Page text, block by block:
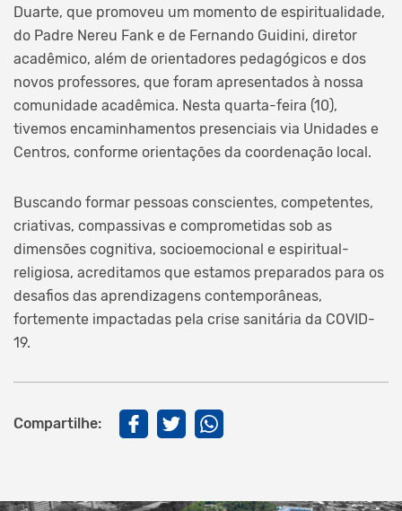
Duarte, que promoveu um momento de espiritualidade,
do Padre Nereu Fank e de Fernando Guidini, diretor
acadêmico, além de orientadores pedagógicos e dos
novos professores, que foram apresentados à nossa
comunidade acadêmica. Nesta quarta-feira (10),
tivemos encaminhamentos presenciais via Unidades e
Centros, conforme orientações da coordenação local.
Buscando formar pessoas conscientes, competentes,
criativas, compassivas e comprometidas sob as
dimensões cognitiva, socioemocional e espiritual-
religiosa, acreditamos que estamos preparados para os
desafios das aprendizagens contemporâneas,
fortemente impactadas pela crise sanitária da COVID-
19.
Compartilhe: